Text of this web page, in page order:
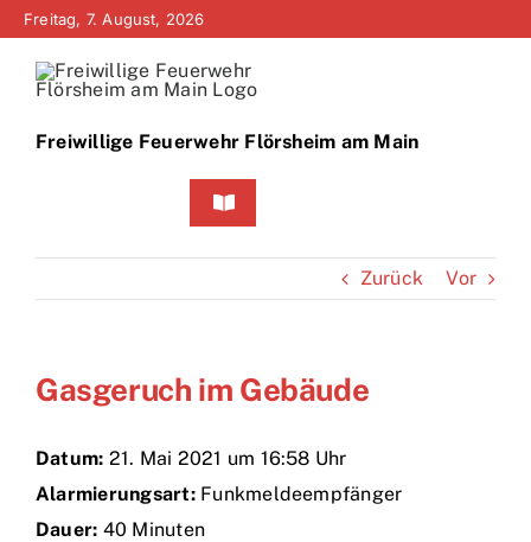
Zum
springen
Freitag, 7. August, 2026
Freiwillige Feuerwehr Flörsheim am Main
Toggle
Home
Bürgerinfo
Über uns
Technik
Zurück Vor
Gasgeruch im Gebäude
Datum: 21. Mai 2021 um 16:58 Uhr
Alarmierungsart:Funkmeldeempfänger
Dauer: 40 Minuten